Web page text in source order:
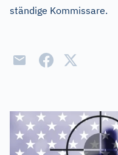
ständige Kommissare.